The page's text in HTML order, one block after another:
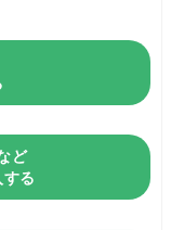
ど
る